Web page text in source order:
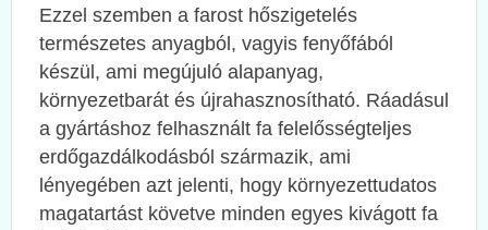
Ezzel szemben a farost hőszigetelés
természetes anyagból, vagyis fenyőfából
készül, ami megújuló alapanyag,
környezetbarát és újrahasznosítható. Ráadásul
a gyártáshoz felhasznált fa felelősségteljes
erdőgazdálkodásból származik, ami
lényegében azt jelenti, hogy környezettudatos
magatartást követve minden egyes kivágott fa